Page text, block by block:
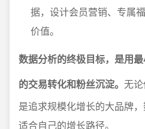
据，设计会员营销、专属
价值。
数据分析的终极目标，是用
的交易转化和粉丝沉淀。 无
是追求规模化增长的大品牌
适合自己的增长路径。